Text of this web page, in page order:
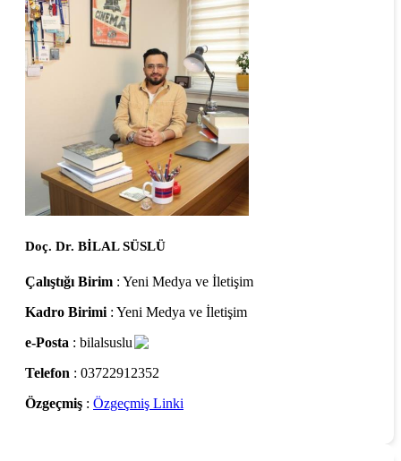
Doç. Dr. BİLAL SÜSLÜ
Çalıştığı Birim : Yeni Medya ve İletişim
Kadro Birimi : Yeni Medya ve İletişim
e-Posta : bilalsuslu
Telefon : 03722912352
Özgeçmiş : Özgeçmiş Linki